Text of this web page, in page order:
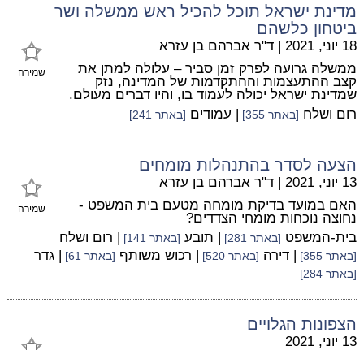
מדינת ישראל תוכל להכיל ראש ממשלה ושר
ביטחון כלשהם
שמירה
18 יוני, 2021 | ד"ר אברהם בן עזרא
ממשלה גרועה לפרק זמן סביר – עלולה למתן את
קצב ההתעצמות וההתקדמות של המדינה, נזק
שמדינת ישראל יכולה לעמוד בו, והיו דברים מעולם.
רום ושלח [באתר 355] | עמודים [באתר 241]
הצעה לסדר בהתנהלות מומחים
שמירה
13 יוני, 2021 | ד"ר אברהם בן עזרא
האם במועד בדיקת מומחה מטעם בית המשפט -
נחוצה נוכחות מומחי הצדדים?
בית-המשפט [באתר 281] | תובע [באתר 141] | רום ושלח
[באתר 355] | דירה [באתר 520] | רכוש משותף [באתר 61] | גדר
[באתר 284]
הצפונות הגלויים
13 יוני, 2021